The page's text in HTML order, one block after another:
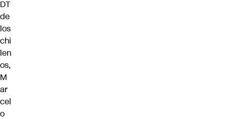
DT
de
los
chi
len
os,
M
ar
cel
o